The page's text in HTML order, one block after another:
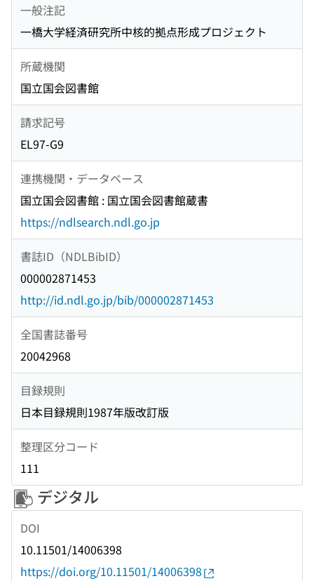
一般注記
一橋大学経済研究所中核的拠点形成プロジェクト
所蔵機関
国立国会図書館
請求記号
EL97-G9
連携機関・データベース
国立国会図書館 : 国立国会図書館蔵書
https://ndlsearch.ndl.go.jp
書誌ID（NDLBibID）
000002871453
http://id.ndl.go.jp/bib/000002871453
全国書誌番号
20042968
目録規則
日本目録規則1987年版改訂版
整理区分コード
111
デジタル
DOI
10.11501/14006398
https://doi.org/10.11501/14006398